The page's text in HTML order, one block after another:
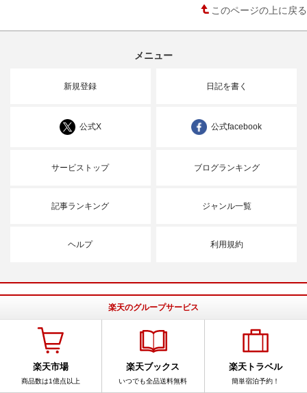
このページの上に戻る
メニュー
新規登録 日記を書く
公式X 公式facebook
サービストップ ブログランキング
記事ランキング ジャンル一覧
ヘルプ 利用規約
楽天のグループサービス
楽天市場
商品数は1億点以上
楽天ブックス
いつでも全品送料無料
楽天トラベル
簡単宿泊予約！